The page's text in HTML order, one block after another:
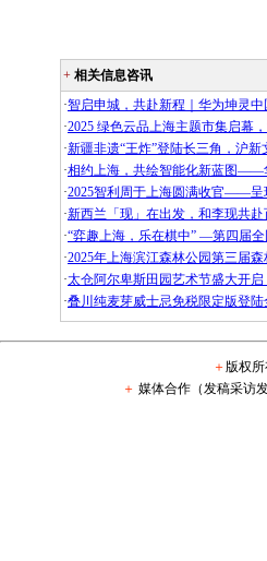
+ 相关信息咨讯
·智启申城，共赴新程｜华为坤灵中
·2025 绿色云品上海主题市集启幕
·新疆非遗“王炸”登陆长三角，沪新
·相约上海，共绘智能化新蓝图——
·2025智利周于上海圆满收官——呈
·新西兰「现」在出发，和李现共
·“弈趣上海，乐在棋中” —第四届
·2025年上海滨江森林公园第三届
·太仓阿尔卑斯田园艺术节盛大开
·叠川纯麦芽威士忌免税限定版登陆
＋版权
＋ 媒体合作（发稿采访